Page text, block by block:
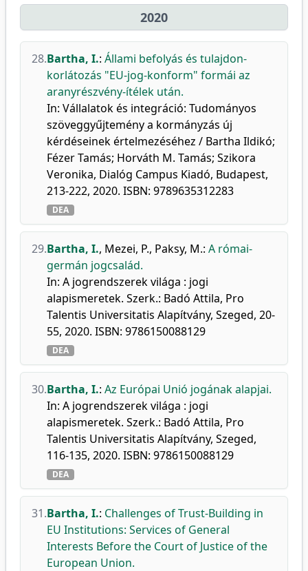
2020
28.Bartha, I.: Állami befolyás és tulajdon-
korlátozás "EU-jog-konform" formái az
aranyrészvény-ítélek után.
In: Vállalatok és integráció: Tudományos
szöveggyűjtemény a kormányzás új
kérdéseinek értelmezéséhez / Bartha Ildikó;
Fézer Tamás; Horváth M. Tamás; Szikora
Veronika, Dialóg Campus Kiadó, Budapest,
213-222, 2020. ISBN: 9789635312283
DEA
29.Bartha, I., Mezei, P., Paksy, M.: A római-
germán jogcsalád.
In: A jogrendszerek világa : jogi
alapismeretek. Szerk.: Badó Attila, Pro
Talentis Universitatis Alapítvány, Szeged, 20-
55, 2020. ISBN: 9786150088129
DEA
30.Bartha, I.: Az Európai Unió jogának alapjai.
In: A jogrendszerek világa : jogi
alapismeretek. Szerk.: Badó Attila, Pro
Talentis Universitatis Alapítvány, Szeged,
116-135, 2020. ISBN: 9786150088129
DEA
31.Bartha, I.: Challenges of Trust-Building in
EU Institutions: Services of General
Interests Before the Court of Justice of the
European Union.